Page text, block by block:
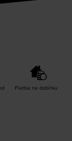
Platba na dobírku